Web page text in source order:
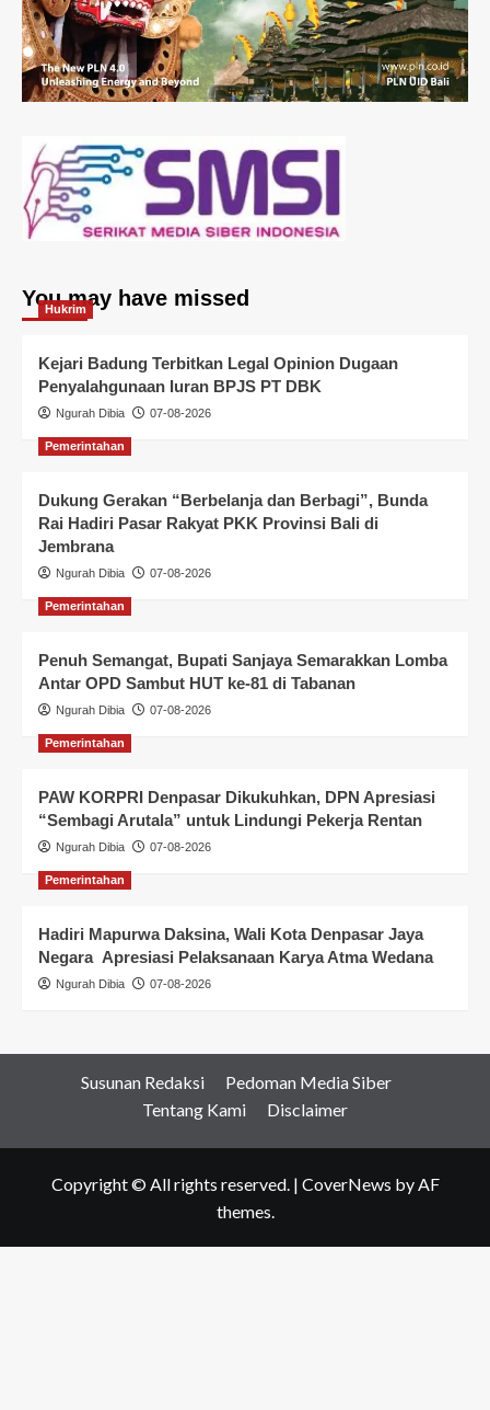
You may have missed
Hukrim
Kejari Badung Terbitkan Legal Opinion Dugaan
Penyalahgunaan Iuran BPJS PT DBK
Ngurah Dibia 07-08-2026
Pemerintahan
Dukung Gerakan “Berbelanja dan Berbagi”, Bunda
Rai Hadiri Pasar Rakyat PKK Provinsi Bali di
Jembrana
Ngurah Dibia 07-08-2026
Pemerintahan
Penuh Semangat, Bupati Sanjaya Semarakkan Lomba
Antar OPD Sambut HUT ke-81 di Tabanan
Ngurah Dibia 07-08-2026
Pemerintahan
PAW KORPRI Denpasar Dikukuhkan, DPN Apresiasi
“Sembagi Arutala” untuk Lindungi Pekerja Rentan
Ngurah Dibia 07-08-2026
Pemerintahan
Hadiri Mapurwa Daksina, Wali Kota Denpasar Jaya
Negara Apresiasi Pelaksanaan Karya Atma Wedana
Ngurah Dibia 07-08-2026
Susunan Redaksi
Pedoman Media Siber
Tentang Kami
Disclaimer
Copyright © All rights reserved. | CoverNews by AF
themes.